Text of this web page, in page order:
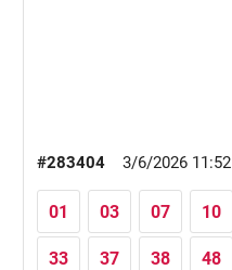
#283404 3/6/2026 11:52
01 03 07 10
33 37 38 48